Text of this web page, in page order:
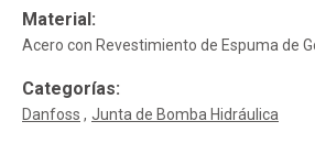
Material:
Acero con Revestimiento de Espuma de
Categorías:
Danfoss Junta de Bomba Hidráulica